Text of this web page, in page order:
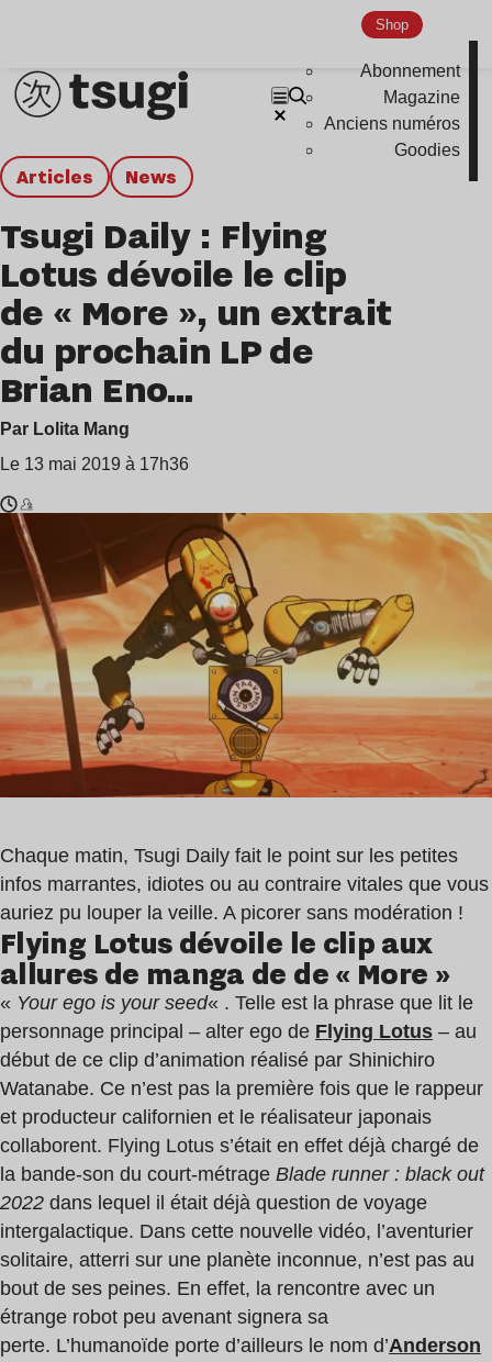
Shop
Abonnement
Magazine
Anciens numéros
Goodies
Articles news
Tsugi Daily : Flying
Lotus dévoile le clip
de « More », un extrait
du prochain LP de
Brian Eno…
Par Lolita Mang
Le 13 mai 2019 à 17h36
Temps
lecture
2
min
Flying
Lotus
Brian
Eno
Chaque matin, Tsugi Daily fait le point sur les petites
infos marrantes, idiotes ou au contraire vitales que vous
auriez pu louper la veille. A picorer sans modération !
Flying Lotus dévoile le clip aux
allures de manga de de « More »
« Your ego is your seed« . Telle est la phrase que lit le
personnage principal – alter ego de Flying Lotus – au
début de ce clip d’animation réalisé par Shinichiro
Watanabe. Ce n’est pas la première fois que le rappeur
et producteur californien et le réalisateur japonais
collaborent. Flying Lotus s’était en effet déjà chargé de
la bande-son du court-métrage Blade runner : black out
2022 dans lequel il était déjà question de voyage
intergalactique. Dans cette nouvelle vidéo, l’aventurier
solitaire, atterri sur une planète inconnue, n’est pas au
bout de ses peines. En effet, la rencontre avec un
étrange robot peu avenant signera sa
perte. L’humanoïde porte d’ailleurs le nom d’Anderson